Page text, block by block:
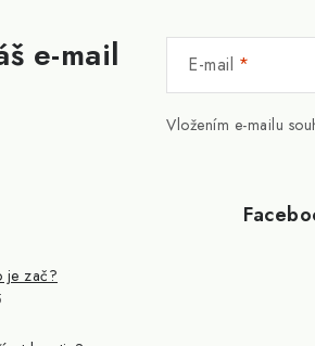
e-mail E-mail
Vložením e-mailu
je zač?